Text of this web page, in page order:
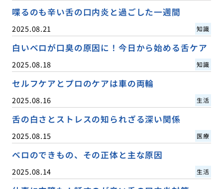
喋るのも辛い舌の口内炎と過ごした一週間
2025.08.21 知識
白いベロが口臭の原因に！今日から始める舌ケア
2025.08.18 知識
セルフケアとプロのケアは車の両輪
2025.08.16 生活
舌の白さとストレスの知られざる深い関係
2025.08.15 医療
ベロのできもの、その正体と主な原因
2025.08.14 生活